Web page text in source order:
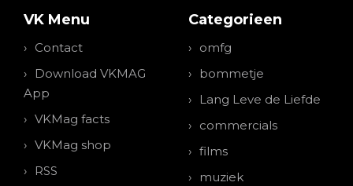
VK Menu
Contact
Download VKMAG
App
VKMag facts
VKMag shop
RSS
Categorieen
omfg
bommetje
Lang Leve de Liefde
commercials
films
muziek